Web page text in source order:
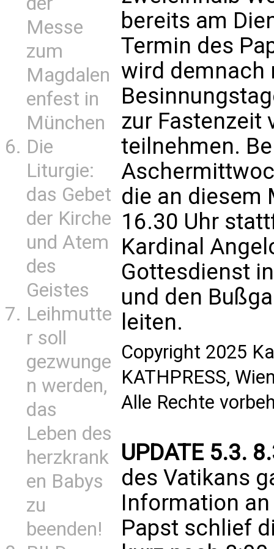
Messe
zum
Magdalen
enfest in
München
Die
Liturgie:
das Gebet
der Kirche
und Atem
des
Geistes
Leihmutte
r soll
gezwunge
n werden,
das
Leben des
herzkrank
en Babys
zu
beenden!
bereits am
Termin des
wird demnach
zur Fastenzeit
teilnehmen.
die an diesem
16.30 Uhr
Kardinal
Gottesdienst
und den
leiten.
Copyright 2025
KATHPRESS,
Alle Rechte
UPDATE 5.3.
des Vatikans
Information
Papst schlief